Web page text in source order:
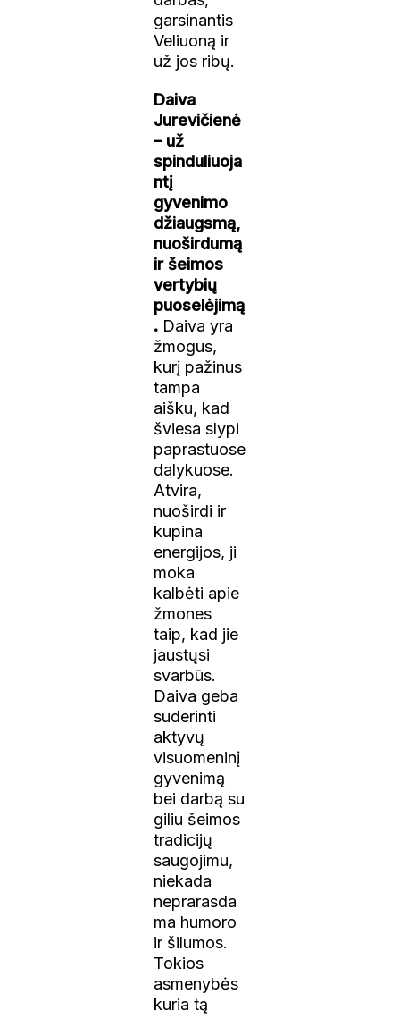
garsinantis
Veliuoną ir
už jos ribų.
Daiva
Jurevičienė
– už
spinduliuoja
ntį
gyvenimo
džiaugsmą,
nuoširdumą
ir šeimos
vertybių
puoselėjimą
. Daiva yra
žmogus,
kurį pažinus
tampa
aišku, kad
šviesa slypi
paprastuose
dalykuose.
Atvira,
nuoširdi ir
kupina
energijos, ji
moka
kalbėti apie
žmones
taip, kad jie
jaustųsi
svarbūs.
Daiva geba
suderinti
aktyvų
visuomeninį
gyvenimą
bei darbą su
giliu šeimos
tradicijų
saugojimu,
niekada
neprarasda
ma humoro
ir šilumos.
Tokios
asmenybės
kuria tą